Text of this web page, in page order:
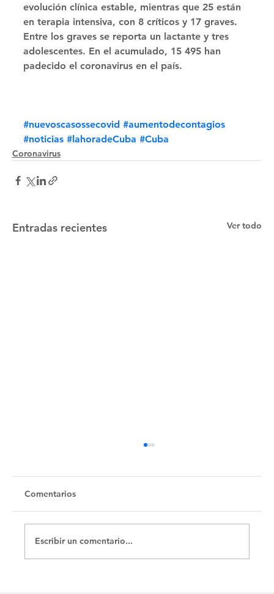
evolución clínica estable, mientras que 25 están
en terapia intensiva, con 8 críticos y 17 graves.
Entre los graves se reporta un lactante y tres
adolescentes. En el acumulado, 15 495 han
padecido el coronavirus en el país.
#nuevoscasossecovid #aumentodecontagios
#noticias #lahoradeCuba #Cuba
Coronavirus
Entradas recientes Ver todo
Comentarios
Escribir un comentario...